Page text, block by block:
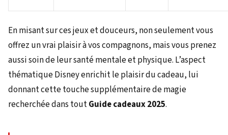
En misant sur ces jeux et douceurs, non seulement vous
offrez un vrai plaisir à vos compagnons, mais vous prenez
aussi soin de leur santé mentale et physique. L’aspect
thématique Disney enrichit le plaisir du cadeau, lui
donnant cette touche supplémentaire de magie
recherchée dans toutGuide cadeaux 2025.